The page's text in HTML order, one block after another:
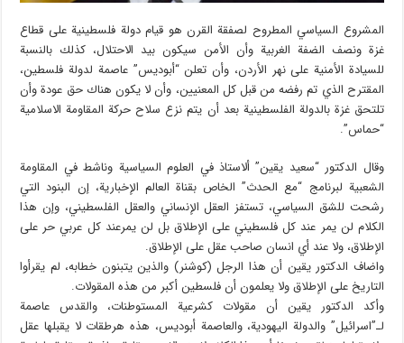
المشروع السياسي المطروح لصفقة القرن هو قيام دولة فلسطينية على قطاع
غزة ونصف الضفة الغربية وأن الأمن سيكون بيد الاحتلال، كذلك بالنسبة
للسيادة الأمنية على نهر الأردن، وأن تعلن “أبوديس” عاصمة لدولة فلسطين،
المقترح الذي تم رفضه من قبل كل المعنيين، وأن لا يكون هناك حق عودة وأن
تلتحق غزة بالدولة الفلسطينية بعد أن يتم نزع سلاح حركة المقاومة الاسلامية
“حماس”.
وقال الدكتور “سعيد يقين” ألاستاذ في العلوم السياسية وناشط في المقاومة
الشعبية لبرنامج “مع الحدث” الخاص بقناة العالم الإخبارية، إن البنود التي
رشحت للشق السياسي، تستفز العقل الإنساني والعقل الفلسطيني، وإن هذا
الكلام لن يمر عند كل فلسطيني على الإطلاق بل لن يمرعند كل عربي حر على
الإطلاق، ولا عند أي انسان صاحب عقل على الإطلاق.
واضاف الدكتور يقين أن هذا الرجل (كوشنر) والذين يتبنون خطابه، لم يقرأوا
التاريخ على الإطلاق ولا يعلمون أن فلسطين أكبر من هذه المقولات.
وأكد الدكتور يقين أن مقولات كشرعية المستوطنات، والقدس عاصمة
لـ”اسرائيل” والدولة اليهودية، والعاصمة أبوديس، هذه هرطقات لا يقبلها عقل